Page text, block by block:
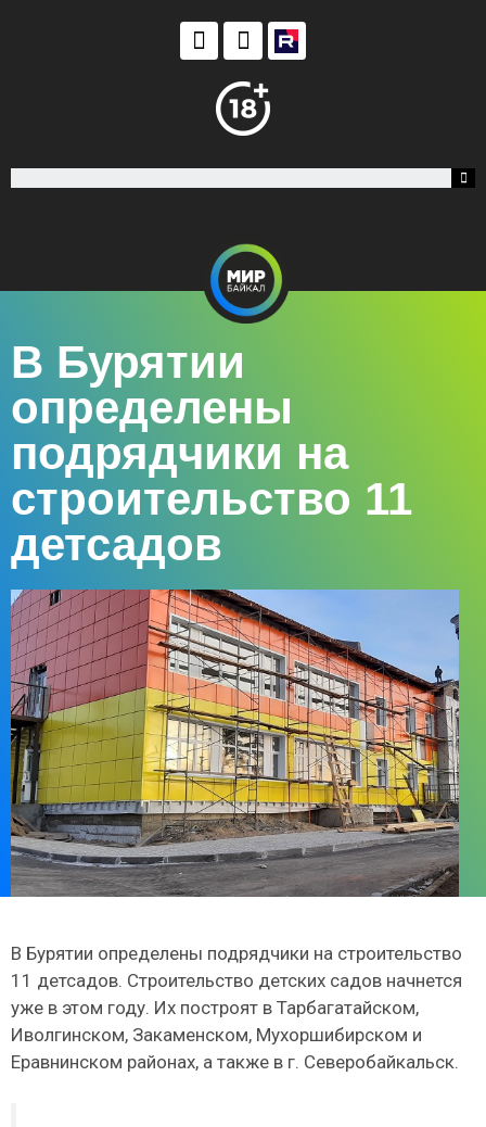
В Бурятии
определены
подрядчики на
строительство 11
детсадов
В Бурятии определены подрядчики на строительство
11 детсадов. Строительство детских садов начнется
уже в этом году. Их построят в Тарбагатайском,
Иволгинском, Закаменском, Мухоршибирском и
Еравнинском районах, а также в г. Северобайкальск.